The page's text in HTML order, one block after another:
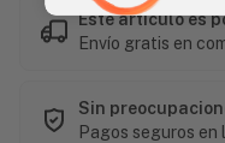
Este artículo es
Envío gratis en
Sin
Pagos seguros en